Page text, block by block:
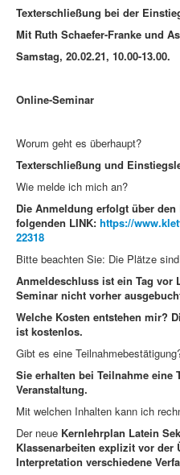
Texterschließung bei der
Mit Ruth Schaefer-Franke und
Samstag, 20.02.21, 10.00-13.00.
Online-Seminar
Worum geht es überhaupt?
Texterschließung und
Wie melde ich mich an?
Die Anmeldung erfolgt über
folgenden LINK: https://
22318
Bitte beachten Sie: Die Plätze
Anmeldeschluss ist ein Tag vor
Seminar nicht vorher
Welche Kosten entstehen mir?
ist kostenlos.
Gibt es eine
Sie erhalten bei Teilnahme eine
Veranstaltung.
Mit welchen Inhalten kann ich
Der neue Kernlehrplan Latein
Klassenarbeiten explizit vor der
Interpretation verschiedene